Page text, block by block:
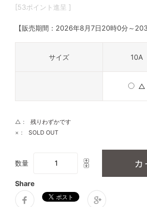
[53ポイント進呈 ]
【販売期間： 2026年8月7日20時0分～
サイズ 10A
△
△：
残りわずかです
×：
SOLD OUT
数量
Share